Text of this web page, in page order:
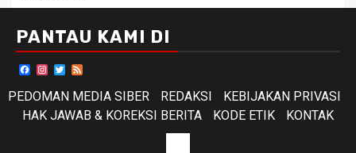
PANTAU KAMI DI
Facebook
Instagram
Twitter
PEDOMAN MEDIA SIBER
REDAKSI
KEBIJAKAN PRIVASI
HAK JAWAB & KOREKSI BERITA
KODE ETIK KONTAK